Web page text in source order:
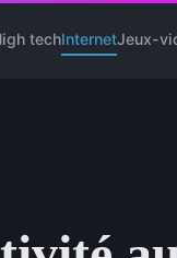
techInternetJeux-